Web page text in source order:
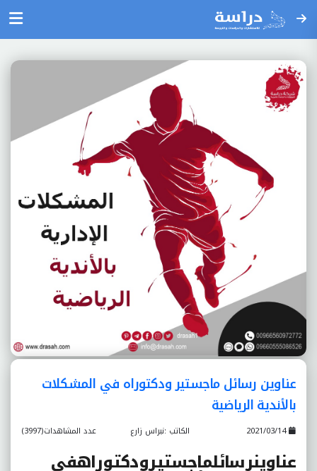
عناوين رسائل ماجستير ودكتوراه في المشكلات
بالأندية الرياضية
2021/03/14 عدد المشاهدات(3997) الكاتب :نبراس زارع
عناوينرسائلماجستيرودكتوراهفي